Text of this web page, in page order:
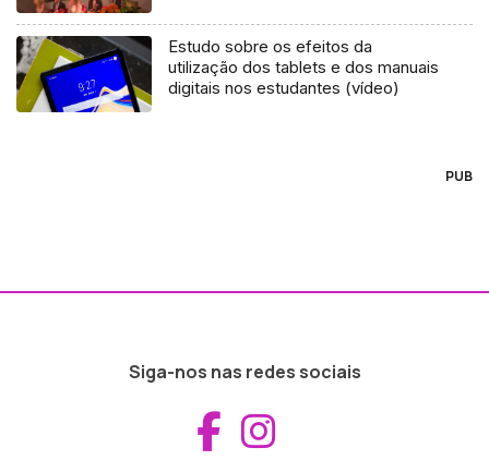
Estudo sobre os efeitos da
utilização dos tablets e dos manuais
digitais nos estudantes (vídeo)
PUB
Siga-nos nas redes sociais
Aceder ao